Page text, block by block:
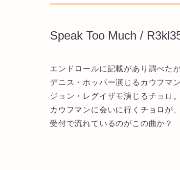
Speak Too Much /
エンドロールに記載があり調べた
デニス・ホッパー演じるカウフマン
ジョン・レグイザモ演じるチョロ。
カウフマンに会いに行くチョロが
受付で流れているのがこの曲か？